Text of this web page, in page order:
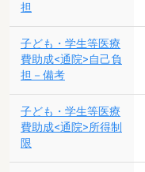
担
子ども・学生等医療
費助成<通院>自己負
担－備考
子ども・学生等医療
費助成<通院>所得制
限